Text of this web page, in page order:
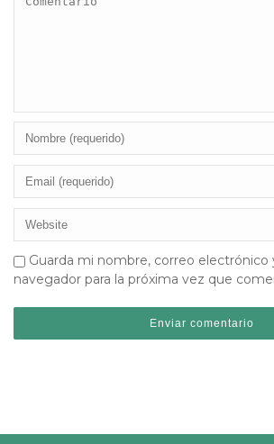
Guarda mi nombre, correo electrónico
navegador para la próxima vez que